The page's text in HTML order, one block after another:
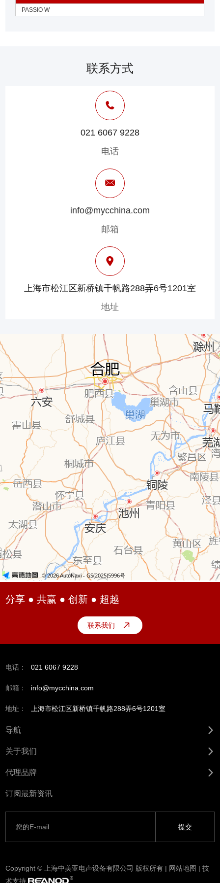
PASSIO W
联系方式
021 6067 9228
电话
info@mycchina.com
邮箱
上海市松江区新桥镇千帆路288弄6号1201室
地址
分享 ● 共赢 ● 创新 ● 超越
联系我们
电话： 021 6067 9228
邮箱： info@mycchina.com
地址： 上海市松江区新桥镇千帆路288弄6号1201室
导航
关于我们
代理品牌
订阅最新资讯
Copyright © 上海中美亚电声设备有限公司 版权所有 | 网站地图 | 技
术支持